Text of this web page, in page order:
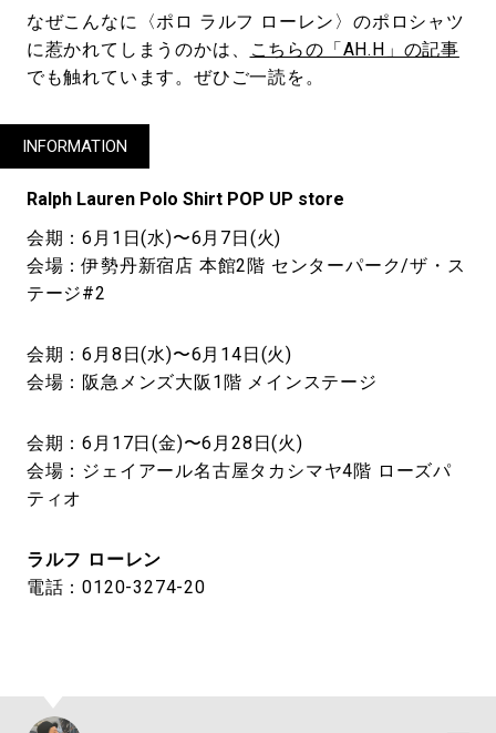
なぜこんなに〈ポロ ラルフ ローレン〉のポロシャツ
に惹かれてしまうのかは、
こちらの「AH.H」の記事
でも触れています。ぜひご一読を。
INFORMATION
Ralph Lauren Polo Shirt POP UP store
会期：6月1日(水)〜6月7日(火)
会場：伊勢丹新宿店 本館2階 センターパーク/ザ・ス
テージ#2
会期：6月8日(水)〜6月14日(火)
会場：阪急メンズ大阪1階 メインステージ
会期：6月17日(金)〜6月28日(火)
会場：ジェイアール名古屋タカシマヤ4階 ローズパ
ティオ
ラルフ ローレン
電話：0120-3274-20